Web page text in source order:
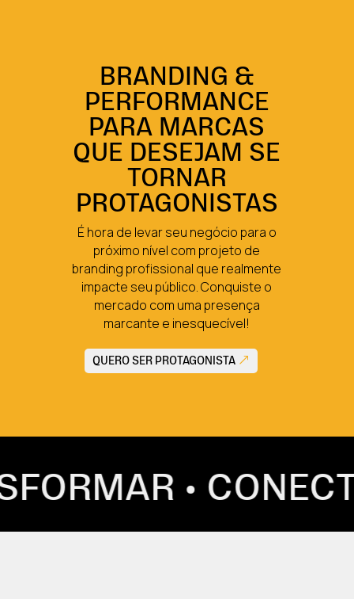
BRANDING &
PERFORMANCE
PARA MARCAS
QUE DESEJAM SE
TORNAR
PROTAGONISTAS
É hora de levar seu negócio para o
próximo nível com projeto de
branding profissional que realmente
impacte seu público. Conquiste o
mercado com uma presença
marcante e inesquecível!
QUERO SER PROTAGONISTA